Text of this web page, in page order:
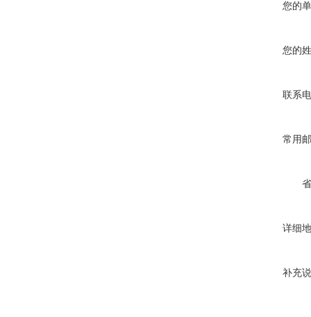
您的
您的
联系
常用
详细
补充